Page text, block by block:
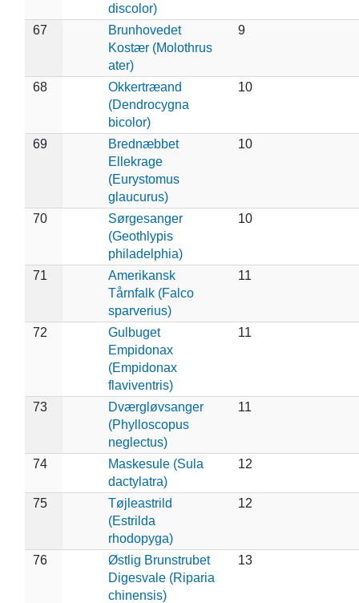
discolor)
67
Brunhovedet
Kostær (Molothrus
ater)
9
68
Okkertræand
(Dendrocygna
bicolor)
10
69
Brednæbbet
Ellekrage
(Eurystomus
glaucurus)
10
70
Sørgesanger
(Geothlypis
philadelphia)
10
71
Amerikansk
Tårnfalk (Falco
sparverius)
11
72
Gulbuget
Empidonax
(Empidonax
flaviventris)
11
73
Dværgløvsanger
(Phylloscopus
neglectus)
11
74
Maskesule (Sula
dactylatra)
12
75
Tøjleastrild
(Estrilda
rhodopyga)
12
76
Østlig Brunstrubet
Digesvale (Riparia
chinensis)
13